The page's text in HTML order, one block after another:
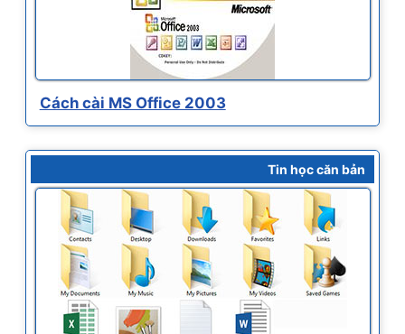
Cách cài MS Office 2003
Tin học căn bản